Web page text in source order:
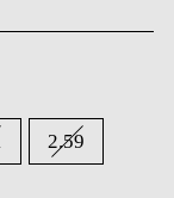
2.59